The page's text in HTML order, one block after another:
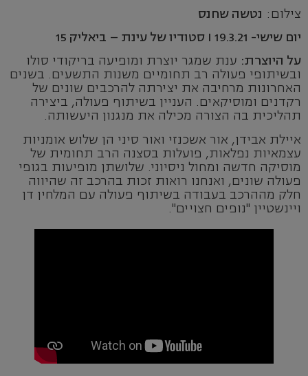
צילום: נטשה שחנס
יום שישי- 19.3.21 I סטודיו של עינת – ביאליק 15
על היוצרת: ענת שמגר יוצרת ומופיעה בריקודי סולו
ובשיתופי פעולה רב תחומיים משנות התשעים. בשנים
האחרונות מרחיבה את יצירתה להרכבים שונים של
רקדנים ומוסיקאים. העניין בשיתוף פעולה, ביצירה
תהליכית בה הצורה מכילה את מנגנון היעשותה.
איילת אבידן, אור אשכנזי ואור סיני הן שלוש אומניות
עצמאיות נפלאות, פועלות בסצנה הרב תחומית של
מוסיקה חדשה ומחול ניסיוני. שלושתן מופיעות בגופי
פעולה שונים, ואנחנו רואות זכות בהרכב זה שהיווה
חלק מההרכב בעבודה בשיתוף פעולה עם המלחין דן
ויינשטיין "נופים חצויים".